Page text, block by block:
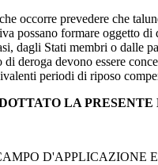
occorre prevedere che
possano formare oggetto di
dagli Stati membri o dalle
di deroga devono essere
periodi di riposo
LA
D'APPLICAZIONE